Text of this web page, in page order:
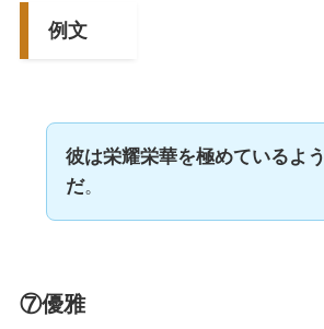
例文
彼は栄耀栄華を極めているよう
だ。
⑦優雅